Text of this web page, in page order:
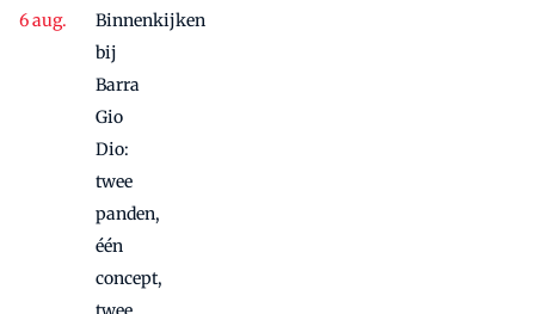
Binnenkijken
bij
Barra
Gio
Dio:
twee
panden,
één
concept,